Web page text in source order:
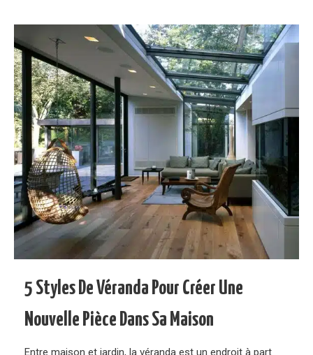
5 Styles De Véranda Pour Créer Une
Nouvelle Pièce Dans Sa Maison
Entre maison et jardin, la véranda est un endroit à part